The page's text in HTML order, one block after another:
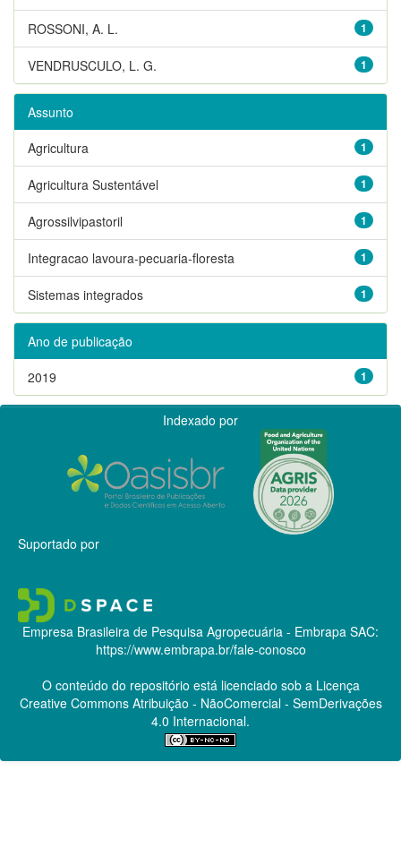
1
ROSSONI, A. L.
1
VENDRUSCULO, L. G.
Assunto
1
Agricultura
1
Agricultura Sustentável
1
Agrossilvipastoril
1
Integracao lavoura-pecuaria-floresta
1
Sistemas integrados
Ano de publicação
1
2019
Indexado por
Suportado por
Empresa Brasileira de Pesquisa Agropecuária - Embrapa SAC:
https://www.embrapa.br/fale-conosco
O conteúdo do repositório está licenciado sob a Licença
Creative CommonsAtribuição - NãoComercial - SemDerivações
4.0 Internacional.